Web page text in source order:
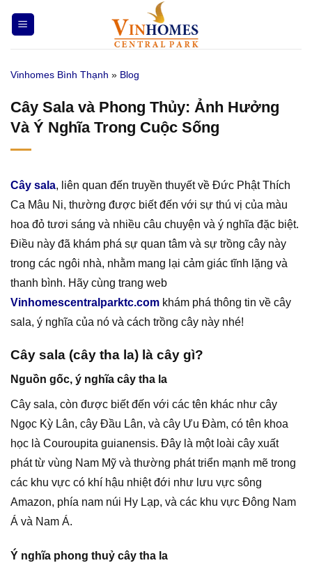
qua
nội
Vinhomes Bình Thạnh » Blog
Cây Sala và Phong Thủy: Ảnh Hưởng
Và Ý Nghĩa Trong Cuộc Sống
Cây sala, liên quan đến truyền thuyết về Đức Phật Thích
Ca Mâu Ni, thường được biết đến với sự thú vị của màu
hoa đỏ tươi sáng và nhiều câu chuyện và ý nghĩa đặc biệt.
Điều này đã khám phá sự quan tâm và sự trồng cây này
trong các ngôi nhà, nhằm mang lại cảm giác tĩnh lặng và
thanh bình. Hãy cùng trang web
Vinhomescentralparktc.com khám phá thông tin về cây
sala, ý nghĩa của nó và cách trồng cây này nhé!
Cây sala (cây tha la) là cây gì?
Nguồn gốc, ý nghĩa cây tha la
Cây sala, còn được biết đến với các tên khác như cây
Ngọc Kỳ Lân, cây Đầu Lân, và cây Ưu Đàm, có tên khoa
học là Couroupita guianensis. Đây là một loài cây xuất
phát từ vùng Nam Mỹ và thường phát triển mạnh mẽ trong
các khu vực có khí hậu nhiệt đới như lưu vực sông
Amazon, phía nam núi Hy Lạp, và các khu vực Đông Nam
Á và Nam Á.
Ý nghĩa phong thuỷ cây tha la